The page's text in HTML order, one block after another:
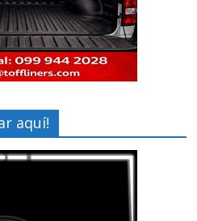
aquí!